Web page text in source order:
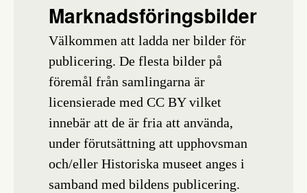
Marknadsföringsbilder
Välkommen att ladda ner bilder för
publicering. De flesta bilder på
föremål från samlingarna är
licensierade med CC BY vilket
innebär att de är fria att använda,
under förutsättning att upphovsman
och/eller Historiska museet anges i
samband med bildens publicering.